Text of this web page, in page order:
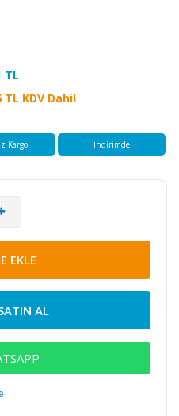
TL
TL KDV Dahil
Kargo İndirimde
EKLE
AL